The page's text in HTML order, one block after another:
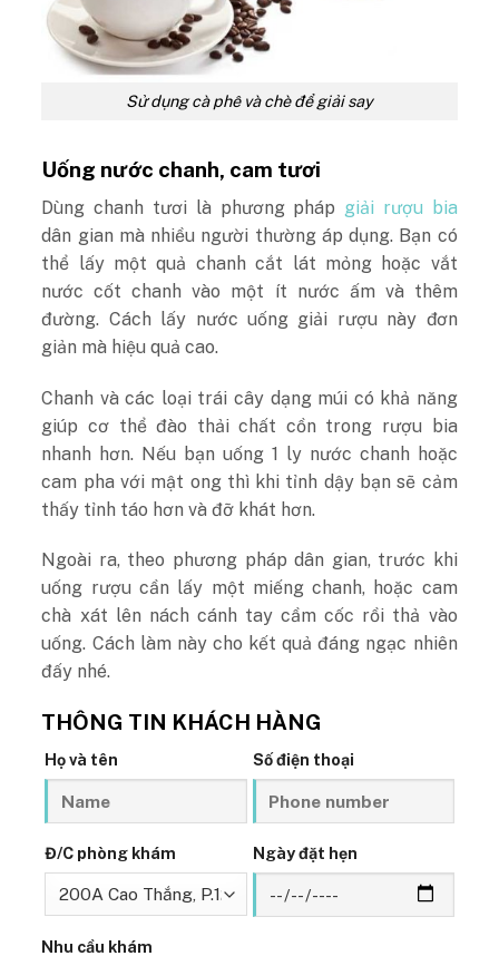
Sử dụng cà phê và chè để giải say
Uống nước chanh, cam tươi
Dùng chanh tươi là phương pháp giải rượu bia
dân gian mà nhiều người thường áp dụng. Bạn có
thể lấy một quả chanh cắt lát mỏng hoặc vắt
nước cốt chanh vào một ít nước ấm và thêm
đường. Cách lấy nước uống giải rượu này đơn
giản mà hiệu quả cao.
Chanh và các loại trái cây dạng múi có khả năng
giúp cơ thể đào thải chất cồn trong rượu bia
nhanh hơn. Nếu bạn uống 1 ly nước chanh hoặc
cam pha với mật ong thì khi tỉnh dậy bạn sẽ cảm
thấy tỉnh táo hơn và đỡ khát hơn.
Ngoài ra, theo phương pháp dân gian, trước khi
uống rượu cần lấy một miếng chanh, hoặc cam
chà xát lên nách cánh tay cầm cốc rồi thả vào
uống. Cách làm này cho kết quả đáng ngạc nhiên
đấy nhé.
THÔNG TIN KHÁCH HÀNG
Họ và tên Số điện thoại
Đ/C phòng khám Ngày đặt hẹn
Nhu cầu khám